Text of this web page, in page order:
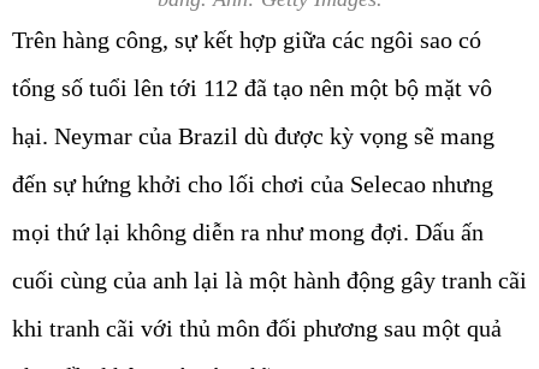
Trên hàng công, sự kết hợp giữa các ngôi sao có
tổng số tuổi lên tới 112 đã tạo nên một bộ mặt vô
hại. Neymar của Brazil dù được kỳ vọng sẽ mang
đến sự hứng khởi cho lối chơi của Selecao nhưng
mọi thứ lại không diễn ra như mong đợi. Dấu ấn
cuối cùng của anh lại là một hành động gây tranh cãi
khi tranh cãi với thủ môn đối phương sau một quả